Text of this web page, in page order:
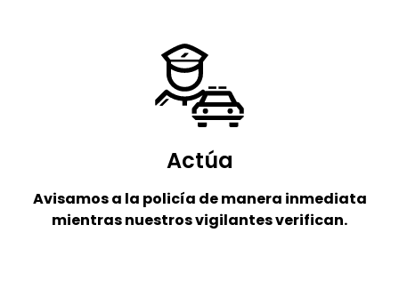
Actúa
Avisamos a la policía de manera inmediata
mientras nuestros vigilantes verifican.